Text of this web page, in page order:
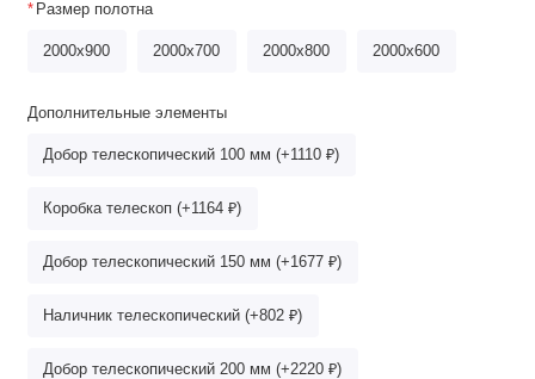
Размер полотна
2000x900 2000x700 2000х800 2000x600
Дополнительные элементы
Добор телескопический 100 мм (+1110 ₽)
Коробка телескоп (+1164 ₽)
Добор телескопический 150 мм (+1677 ₽)
Наличник телескопический (+802 ₽)
Добор телескопический 200 мм (+2220 ₽)